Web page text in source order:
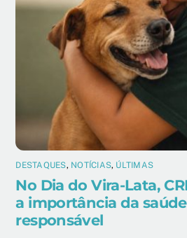
DESTAQUES, NOTÍCIAS, ÚLTIMAS
No Dia do Vira-Lata,
a importância da
responsável